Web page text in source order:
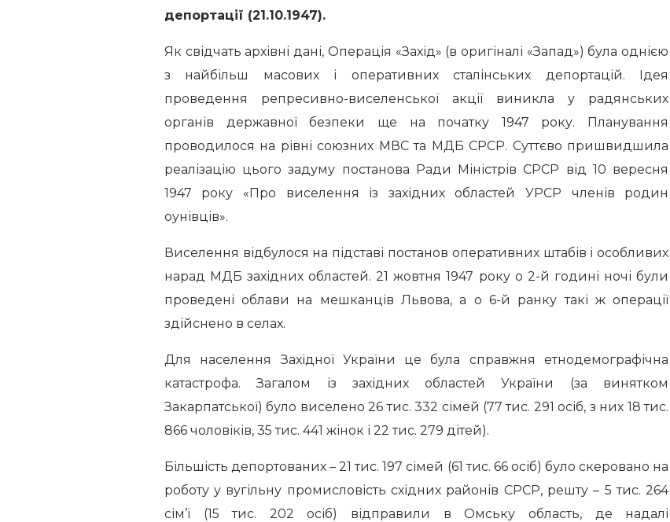
депортації (21.10.1947).
Як свідчать архівні дані, Операція «Захід» (в оригіналі «Запад») була однією
з найбільш масових і оперативних сталінських депортацій. Ідея
проведення репресивно-виселенської акції виникла у радянських
органів державної безпеки ще на початку 1947 року. Планування
проводилося на рівні союзних МВС та МДБ СРСР. Суттєво пришвидшила
реалізацію цього задуму постанова Ради Міністрів СРСР від 10 вересня
1947 року «Про виселення із західних областей УРСР членів родин
оунівців».
Виселення відбулося на підставі постанов оперативних штабів і особливих
нарад МДБ західних областей. 21 жовтня 1947 року о 2-й годині ночі були
проведені облави на мешканців Львова, а о 6-й ранку такі ж операції
здійснено в селах.
Для населення Західної України це була справжня етнодемографічна
катастрофа. Загалом із західних областей України (за винятком
Закарпатської) було виселено 26 тис. 332 сімей (77 тис. 291 осіб, з них 18 тис.
866 чоловіків, 35 тис. 441 жінок і 22 тис. 279 дітей).
Більшість депортованих – 21 тис. 197 сімей (61 тис. 66 осіб) було скеровано на
роботу у вугільну промисловість східних районів СРСР, решту – 5 тис. 264
сім’ї (15 тис. 202 осіб) відправили в Омську область, де надалі